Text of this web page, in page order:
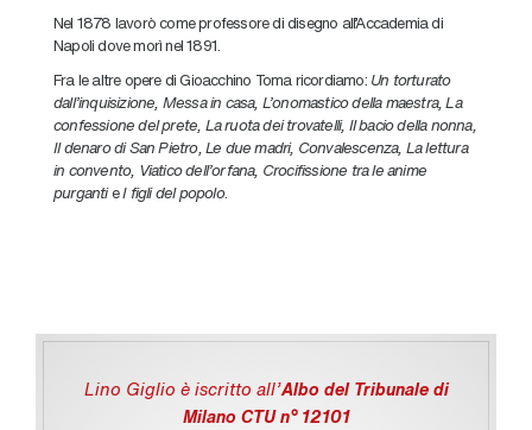
Nel 1878 lavorò come professore di disegno all’Accademia di
Napoli dove morì nel 1891.
Fra le altre opere di Gioacchino Toma ricordiamo: Un torturato
dall’inquisizione, Messa in casa, L’onomastico della maestra, La
confessione del prete, La ruota dei trovatelli, Il bacio della nonna,
Il denaro di San Pietro, Le due madri, Convalescenza, La lettura
in convento, Viatico dell’orfana, Crocifissione tra le anime
purgantieI figli del popolo.
Lino Giglio è iscritto all'Albo del Tribunale di
Milano CTU n° 12101